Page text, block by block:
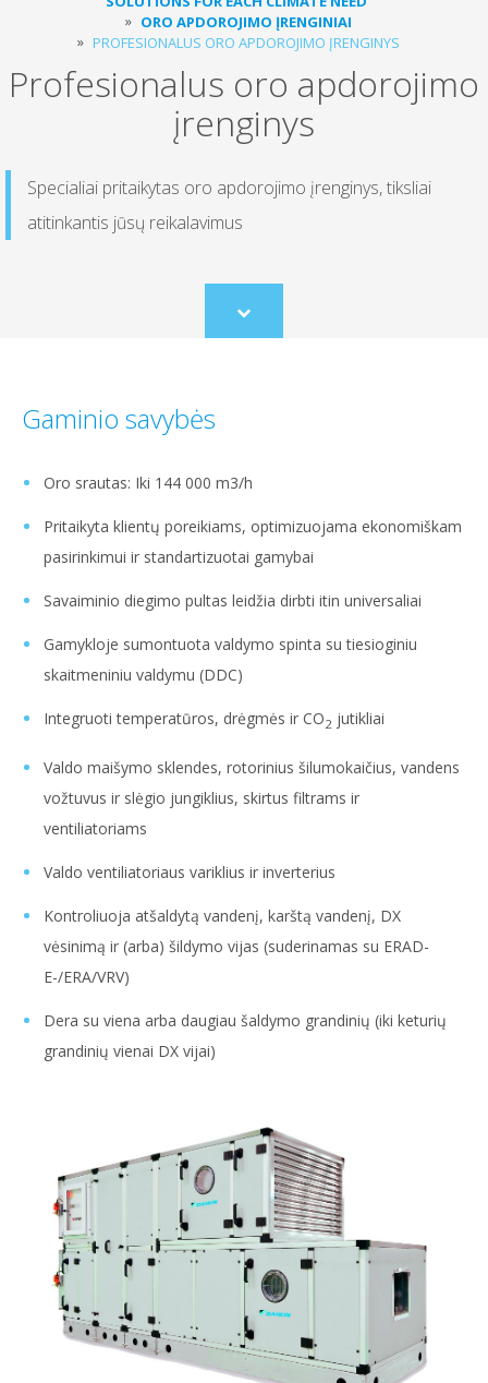
ORO APDOROJIMO ĮRENGINIAI
PROFESIONALUS ORO APDOROJIMO ĮRENGINYS
Profesionalus oro apdorojimo
įrenginys
Specialiai pritaikytas oro apdorojimo įrenginys, tiksliai
atitinkantis jūsų reikalavimus
Scroll
to
Gaminio savybės
Oro srautas: Iki 144 000 m3/h
Pritaikyta klientų poreikiams, optimizuojama ekonomiškam
pasirinkimui ir standartizuotai gamybai
Savaiminio diegimo pultas leidžia dirbti itin universaliai
Gamykloje sumontuota valdymo spinta su tiesioginiu
skaitmeniniu valdymu (DDC)
Integruoti temperatūros, drėgmės ir CO2 jutikliai
Valdo maišymo sklendes, rotorinius šilumokaičius, vandens
vožtuvus ir slėgio jungiklius, skirtus filtrams ir
ventiliatoriams
Valdo ventiliatoriaus variklius ir inverterius
Kontroliuoja atšaldytą vandenį, karštą vandenį, DX
vėsinimą ir (arba) šildymo vijas (suderinamas su ERAD-
E-/ERA/VRV)
Dera su viena arba daugiau šaldymo grandinių (iki keturių
grandinių vienai DX vijai)